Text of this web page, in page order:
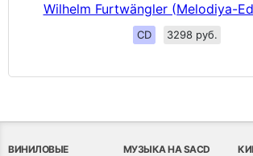
Wilhelm Furtwängler (Melodiya-
CD 3298 руб.
ВИНИЛОВЫЕ
МУЗЫКА НА SACD